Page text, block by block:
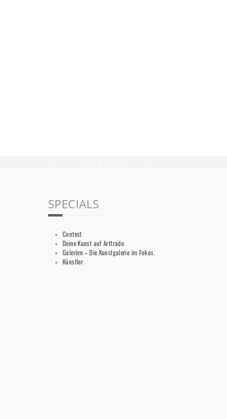
SPECIALS
Contest
Deine Kunst auf Arttrado
Galerien – Die Kunstgalerie im Fokus.
Künstler